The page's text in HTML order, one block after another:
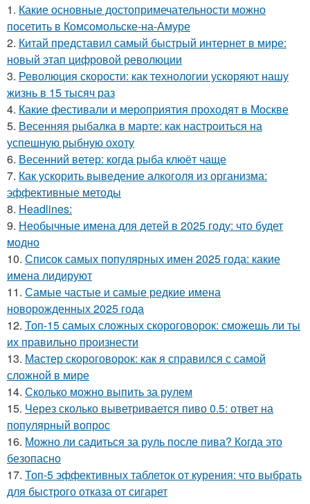
1. Какие основные достопримечательности можно
посетить в Комсомольске-на-Амуре
2. Китай представил самый быстрый интернет в мире:
новый этап цифровой революции
3. Революция скорости: как технологии ускоряют нашу
жизнь в 15 тысяч раз
4. Какие фестивали и мероприятия проходят в Москве
5. Весенняя рыбалка в марте: как настроиться на
успешную рыбную охоту
6. Весенний ветер: когда рыба клюёт чаще
7. Как ускорить выведение алкоголя из организма:
эффективные методы
8. Headlines:
9. Необычные имена для детей в 2025 году: что будет
модно
10. Список самых популярных имен 2025 года: какие
имена лидируют
11. Самые частые и самые редкие имена
новорожденных 2025 года
12. Топ-15 самых сложных скороговорок: сможешь ли ты
их правильно произнести
13. Мастер скороговорок: как я справился с самой
сложной в мире
14. Сколько можно выпить за рулем
15. Через сколько выветривается пиво 0.5: ответ на
популярный вопрос
16. Можно ли садиться за руль после пива? Когда это
безопасно
17. Топ-5 эффективных таблеток от курения: что выбрать
для быстрого отказа от сигарет